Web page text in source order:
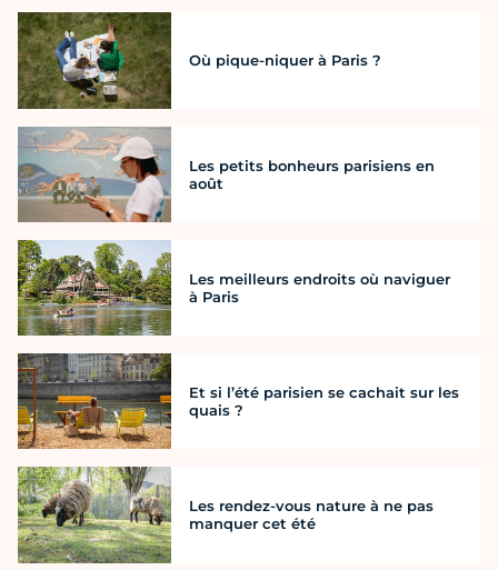
Où pique-niquer à Paris ?
Les petits bonheurs parisiens en
août
Les meilleurs endroits où naviguer
à Paris
Et si l’été parisien se cachait sur les
quais ?
Les rendez-vous nature à ne pas
manquer cet été